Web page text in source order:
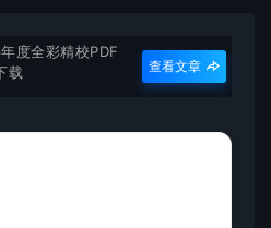
度全彩精校PDF
载
查看文章